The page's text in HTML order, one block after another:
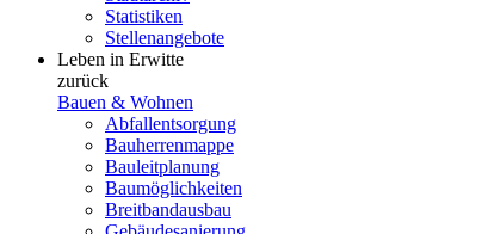
Statistiken
Stellenangebote
Leben in Erwitte
zurück
Bauen & Wohnen
Abfallentsorgung
Bauherrenmappe
Bauleitplanung
Baumöglichkeiten
Breitbandausbau